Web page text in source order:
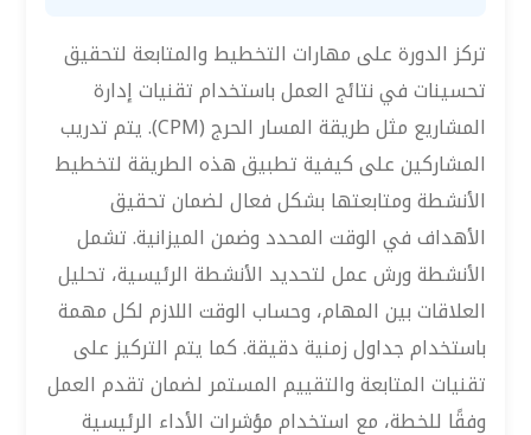
تركز الدورة على مهارات التخطيط والمتابعة لتحقيق
تحسينات في نتائج العمل باستخدام تقنيات إدارة
المشاريع مثل طريقة المسار الحرج (CPM). يتم تدريب
المشاركين على كيفية تطبيق هذه الطريقة لتخطيط
الأنشطة ومتابعتها بشكل فعال لضمان تحقيق
الأهداف في الوقت المحدد وضمن الميزانية. تشمل
الأنشطة ورش عمل لتحديد الأنشطة الرئيسية، تحليل
العلاقات بين المهام، وحساب الوقت اللازم لكل مهمة
باستخدام جداول زمنية دقيقة. كما يتم التركيز على
تقنيات المتابعة والتقييم المستمر لضمان تقدم العمل
وفقًا للخطة، مع استخدام مؤشرات الأداء الرئيسية